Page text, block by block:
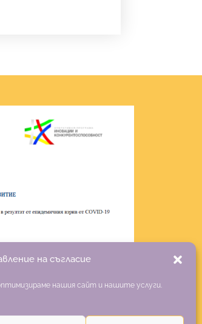
на съгласие
нашия сайт и нашите услуги.